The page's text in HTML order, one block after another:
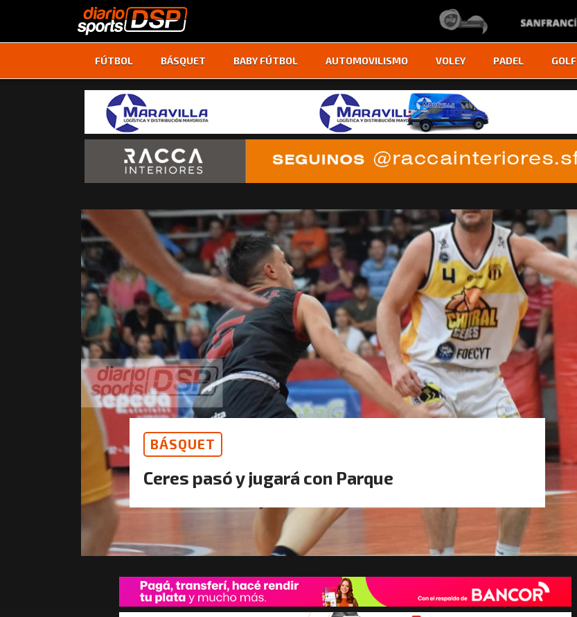
FÚTBOL BÁSQUET BABY FÚTBOL AUTOMOVILISMO VOLEY PADEL GOLF
BÁSQUET
Ceres pasó y jugará con Parque